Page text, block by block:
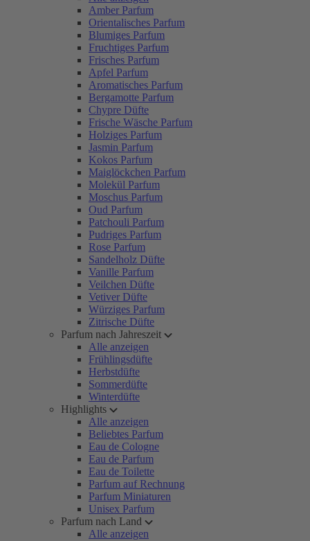
Amber Parfum
Orientalisches Parfum
Blumiges Parfum
Fruchtiges Parfum
Frisches Parfum
Apfel Parfum
Aromatisches Parfum
Bergamotte Parfum
Chypre Düfte
Frische Wäsche Parfum
Holziges Parfum
Jasmin Parfum
Kokos Parfum
Maiglöckchen Parfum
Molekül Parfum
Moschus Parfum
Oud Parfum
Patchouli Parfum
Pudriges Parfum
Rose Parfum
Sandelholz Düfte
Vanille Parfum
Veilchen Düfte
Vetiver Düfte
Würziges Parfum
Zitrische Düfte
Parfum nach Jahreszeit
Alle anzeigen
Frühlingsdüfte
Herbstdüfte
Sommerdüfte
Winterdüfte
Highlights
Alle anzeigen
Beliebtes Parfum
Eau de Cologne
Eau de Parfum
Eau de Toilette
Parfum auf Rechnung
Parfum Miniaturen
Unisex Parfum
Parfum nach Land
Alle anzeigen